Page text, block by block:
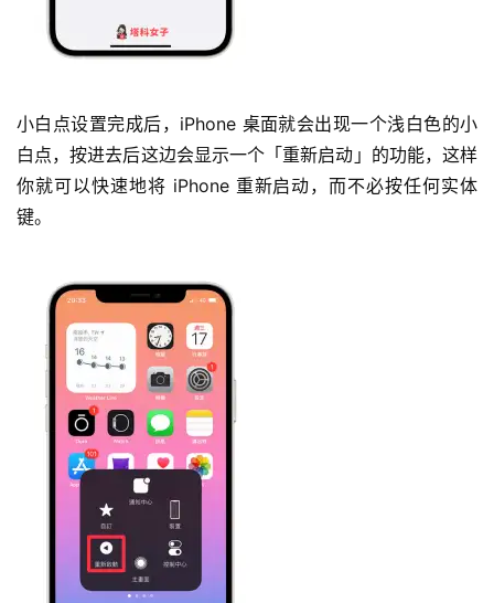
小白点设置完成后，iPhone 桌面就会出现一个浅白色的小
白点，按进去后这边会显示一个「重新启动」的功能，这样
你就可以快速地将 iPhone 重新启动，而不必按任何实体
键。